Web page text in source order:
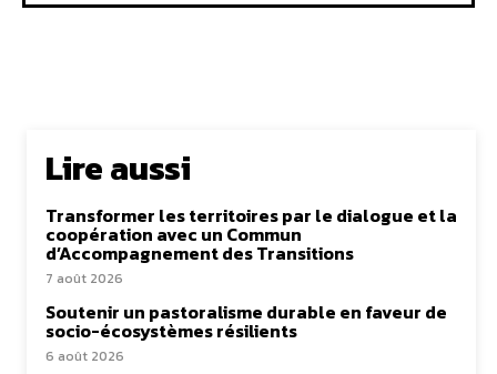
Lire aussi
Transformer les territoires par le dialogue et la
coopération avec un Commun
d’Accompagnement des Transitions
7 août 2026
Soutenir un pastoralisme durable en faveur de
socio-écosystèmes résilients
6 août 2026